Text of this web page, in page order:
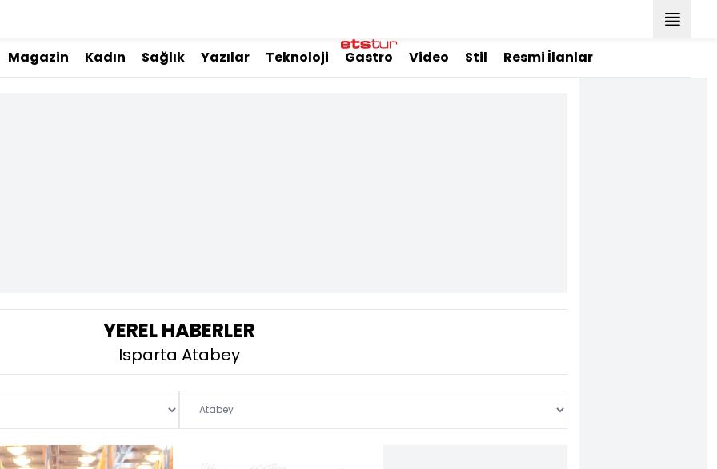
Magazin Kadın Sağlık Yazılar Teknoloji Gastro Video Stil Resmi İlanlar
YEREL HABERLER
Isparta Atabey